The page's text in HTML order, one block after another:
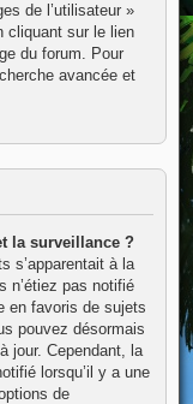
de l’utilisateur »
cliquant sur le lien
du forum. Pour
avancée et
la surveillance ?
s’apparentait à la
n’étiez pas notifié
en favoris de sujets
pouvez désormais
jour. Cependant, la
lorsqu’il y a une
de